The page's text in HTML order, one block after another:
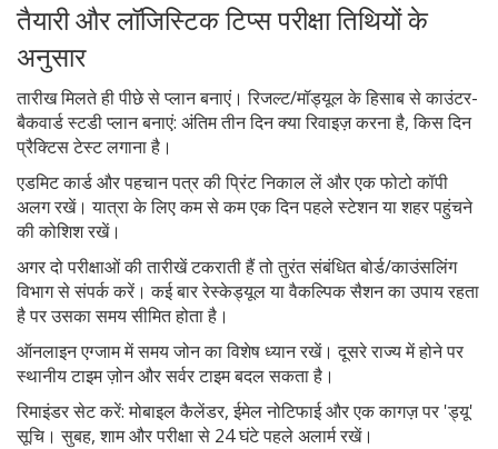
तैयारी और लॉजिस्टिक टिप्स परीक्षा तिथियों के
अनुसार
तारीख मिलते ही पीछे से प्लान बनाएं। रिजल्ट/मॉड्यूल के हिसाब से काउंटर-
बैकवार्ड स्टडी प्लान बनाएं: अंतिम तीन दिन क्या रिवाइज़ करना है, किस दिन
प्रैक्टिस टेस्ट लगाना है।
एडमिट कार्ड और पहचान पत्र की प्रिंट निकाल लें और एक फोटो कॉपी
अलग रखें। यात्रा के लिए कम से कम एक दिन पहले स्टेशन या शहर पहुंचने
की कोशिश रखें।
अगर दो परीक्षाओं की तारीखें टकराती हैं तो तुरंत संबंधित बोर्ड/काउंसलिंग
विभाग से संपर्क करें। कई बार रेस्केड्यूल या वैकल्पिक सैशन का उपाय रहता
है पर उसका समय सीमित होता है।
ऑनलाइन एग्जाम में समय जोन का विशेष ध्यान रखें। दूसरे राज्य में होने पर
स्थानीय टाइम ज़ोन और सर्वर टाइम बदल सकता है।
रिमाइंडर सेट करें: मोबाइल कैलेंडर, ईमेल नोटिफाई और एक कागज़ पर 'ड्यू'
सूचि। सुबह, शाम और परीक्षा से 24 घंटे पहले अलार्म रखें।